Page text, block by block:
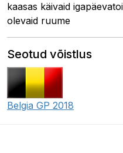
kaasas käivaid
olevaid ruume
Seotud võistlus
Belgia GP 2018